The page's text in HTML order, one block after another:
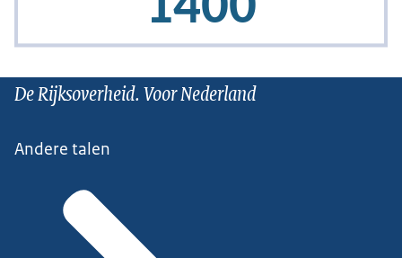
De Rijksoverheid. Voor Nederland
Andere talen